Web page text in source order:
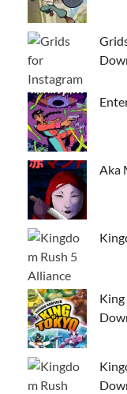
Aka
King